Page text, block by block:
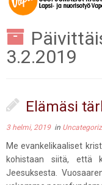
3.2.2019
Elämäsi
3 helmi, 2019in
Me evankelikaaliset
kohistaan siitä, että
Jeesuksesta.